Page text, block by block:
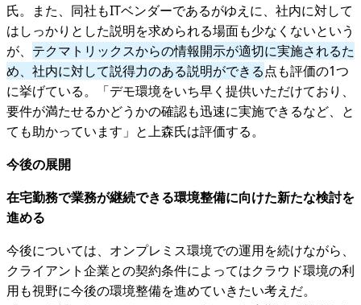
氏。また、同社もITベンダーであるがゆえに、社内に対して
はしっかりとした説明を求められる場面も少なくないという
が、 テクマトリックスからの情報開示が適切に実施されるた
め、社内に対して説得力のある説明ができる点も評価の1つ
に挙げている。「デモ環境をいち早く提供いただけており、
要件が満たせるかどうかの確認も迅速に実施できるなど、と
ても助かっています」と上森氏は評価する。
今後の展開
在宅勤務で業務が継続できる環境整備に向けた新たな検討を
進める
今後については、オンプレミス環境での運用を続けながら、
クライアント企業との契約条件によってはクラウド環境の利
用も視野に今後の環境整備を進めていきたい考えだ。